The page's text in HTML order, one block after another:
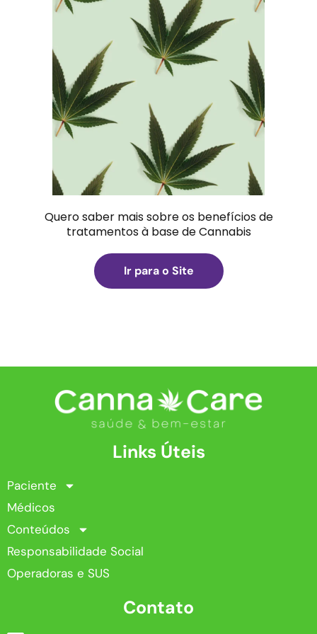
Quero saber mais sobre os benefícios de
tratamentos à base de Cannabis
Ir para o Site
Links Úteis
Paciente
Médicos
Conteúdos
Responsabilidade Social
Operadoras e SUS
Contato